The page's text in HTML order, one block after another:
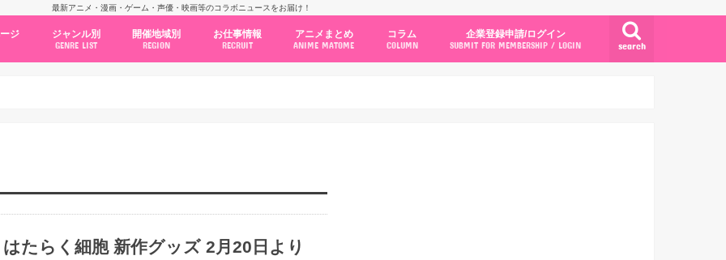
最新アニメ・漫画・ゲーム・声優・映画等のコラボニュースをお届け！
search
ジ ジャンル別
GENRE LIST
開催地域別
REGION
お仕事情報
RECRUIT
アニメまとめ
ANIME MATOME
コラム
COLUMN
企業登録申請/ログイン
SUBMIT FOR MEMBERSHIP / LOGIN
はたらく細胞 新作グッズ 2月20日より